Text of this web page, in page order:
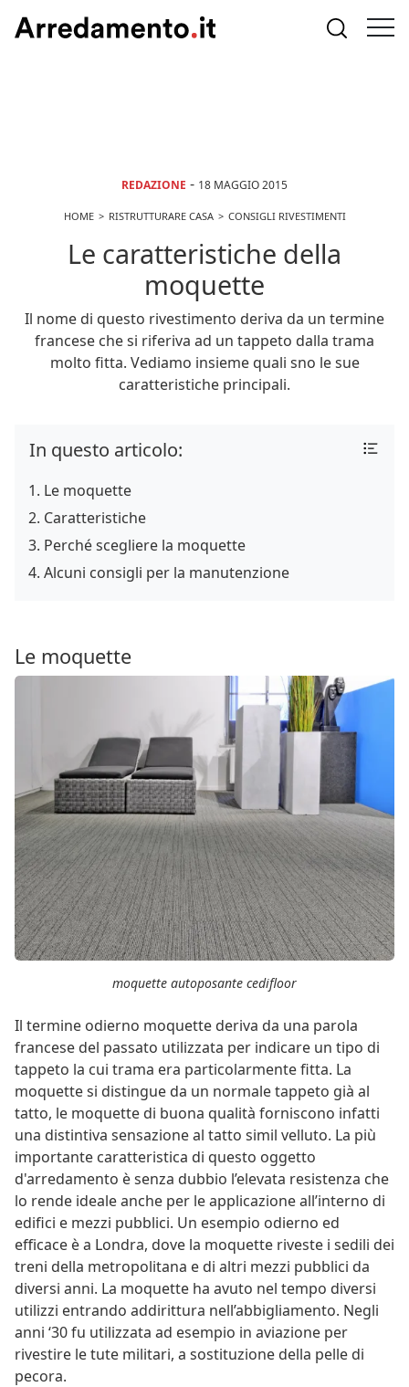
REDAZIONE - 18 MAGGIO 2015
HOME RISTRUTTURARE CASA CONSIGLI RIVESTIMENTI
Le caratteristiche della
moquette
Il nome di questo rivestimento deriva da un termine
francese che si riferiva ad un tappeto dalla trama
molto fitta. Vediamo insieme quali sno le sue
caratteristiche principali.
In questo articolo:
Le moquette
Caratteristiche
Perché scegliere la moquette
Alcuni consigli per la manutenzione
Le moquette
moquette autoposante cedifloor
Il termine odierno moquette deriva da una parola
francese del passato utilizzata per indicare un tipo di
tappeto la cui trama era particolarmente fitta. La
moquette si distingue da un normale tappeto già al
tatto, le moquette di buona qualità forniscono infatti
una distintiva sensazione al tatto simil velluto. La più
importante caratteristica di questo oggetto
d'arredamento è senza dubbio l’elevata resistenza che
lo rende ideale anche per le applicazione all’interno di
edifici e mezzi pubblici. Un esempio odierno ed
efficace è a Londra, dove la moquette riveste i sedili dei
treni della metropolitana e di altri mezzi pubblici da
diversi anni. La moquette ha avuto nel tempo diversi
utilizzi entrando addirittura nell’abbigliamento. Negli
anni ‘30 fu utilizzata ad esempio in aviazione per
rivestire le tute militari, a sostituzione della pelle di
pecora.